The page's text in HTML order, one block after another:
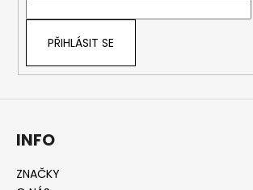
PŘIHLÁSIT SE
INFO
ZNAČKY